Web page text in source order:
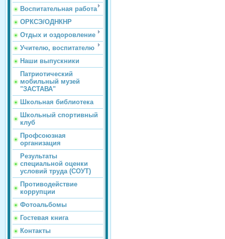
Воспитательная работа
ОРКСЭ/ОДНКНР
Отдых и оздоровление
Учителю, воспитателю
Наши выпускники
Патриотический
мобильный музей
"ЗАСТАВА"
Школьная библиотека
Школьный спортивный
клуб
Профсоюзная
организация
Результаты
специальной оценки
условий труда (СОУТ)
Противодействие
коррупции
Фотоальбомы
Гостевая книга
Контакты